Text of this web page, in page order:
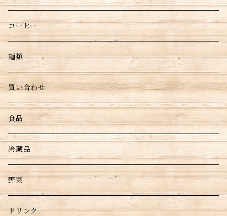
コーヒー
麺類
買い合わせ
食品
冷蔵品
野菜
ドリンク